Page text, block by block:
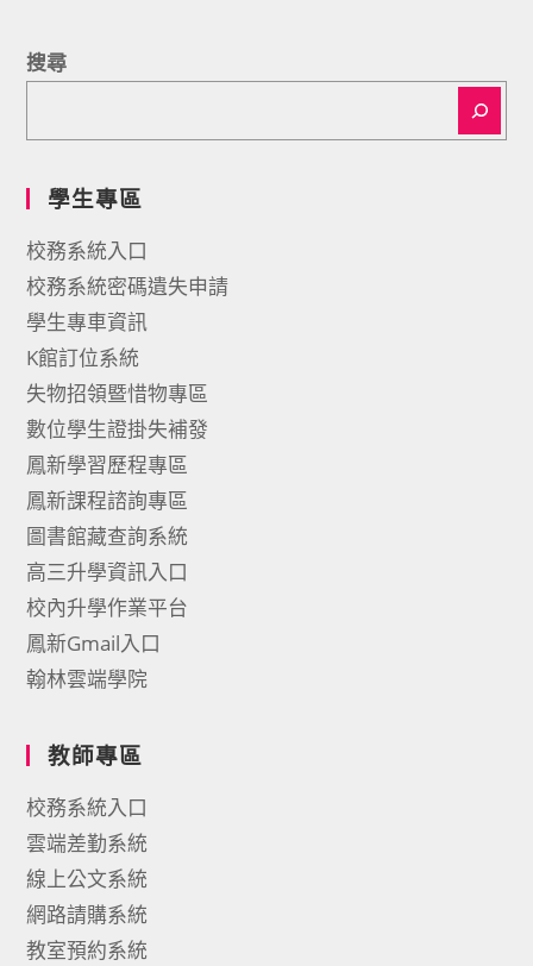
搜尋
學生專區
校務系統入口
校務系統密碼遺失申請
學生專車資訊
K館訂位系統
失物招領暨惜物專區
數位學生證掛失補發
鳳新學習歷程專區
鳳新課程諮詢專區
圖書館藏查詢系統
高三升學資訊入口
校內升學作業平台
鳳新Gmail入口
翰林雲端學院
教師專區
校務系統入口
雲端差勤系統
線上公文系統
網路請購系統
教室預約系統